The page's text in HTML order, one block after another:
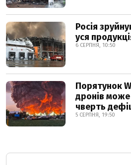
Росія
уся
6 СЕРПНЯ, 10:50
Порятунок
дронів
чверть
5 СЕРПНЯ, 19:50